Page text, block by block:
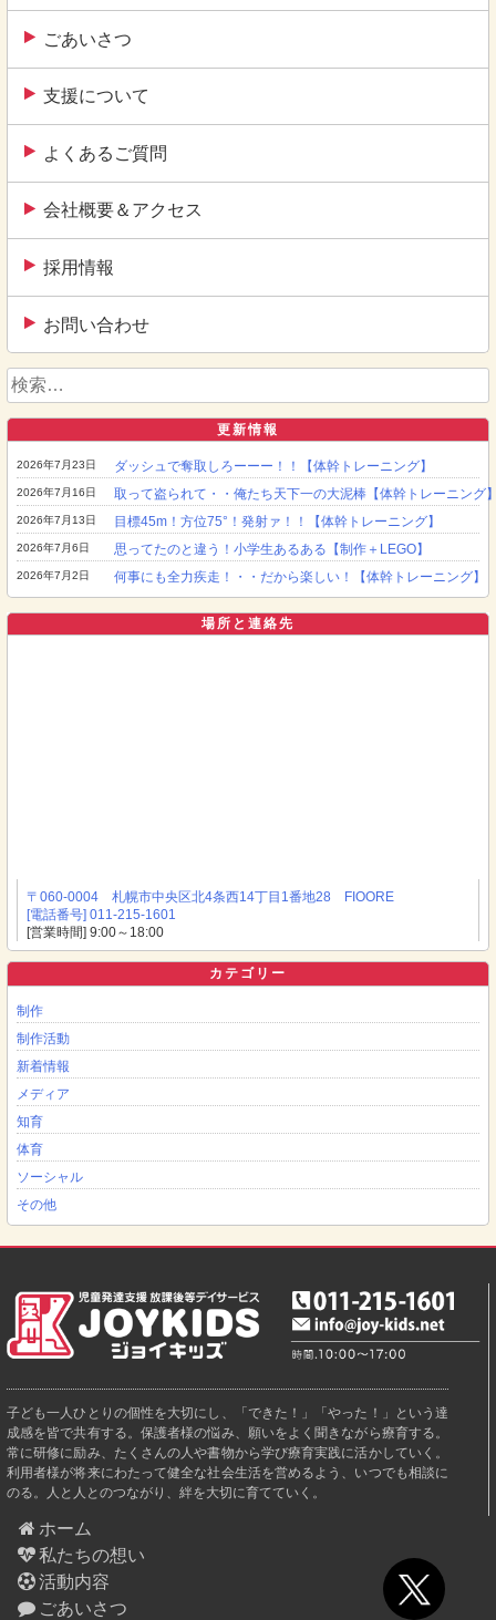
ごあいさつ
支援について
よくあるご質問
会社概要＆アクセス
採用情報
お問い合わせ
検
索:
更新情報
ダッシュで奪取しろーーー！！【体幹トレーニング】
2026年7月23日
取って盗られて・・俺たち天下一の大泥棒【体幹トレーニング
2026年7月16日
目標45m！方位75°！発射ァ！！【体幹トレーニング】
2026年7月13日
思ってたのと違う！小学生あるある【制作＋LEGO】
2026年7月6日
何事にも全力疾走！・・だから楽しい！【体幹トレーニング】
2026年7月2日
場所と連絡先
〒060-0004 札幌市中央区北4条西14丁目1番地28 FIOORE
[電話番号] 011-215-1601
[営業時間] 9:00～18:00
カテゴリー
制作
制作活動
新着情報
メディア
知育
体育
ソーシャル
その他
子ども一人ひとりの個性を大切にし、「できた！」「やった！」という達
成感を皆で共有する。保護者様の悩み、願いをよく聞きながら療育する。
常に研修に励み、たくさんの人や書物から学び療育実践に活かしていく。
利用者様が将来にわたって健全な社会生活を営めるよう、いつでも相談に
のる。人と人とのつながり、絆を大切に育てていく。
ホーム
私たちの想い
活動内容
ごあいさつ